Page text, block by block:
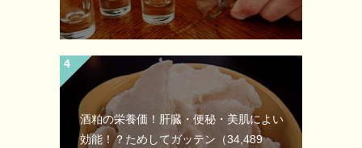
酒粕の栄養価！肝臓・便秘・美肌によい
効能！？ためしてガッテン （34,489